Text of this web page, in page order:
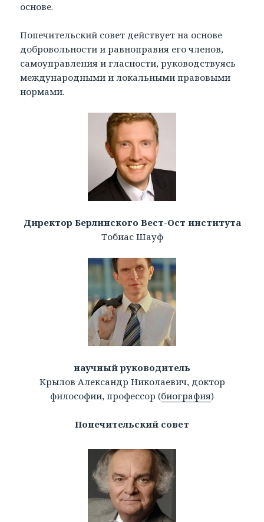
основе.
Попечительский совет действует на основе
добро­вольности и равноправия его членов,
самоуправления и гласности, руководствуясь
международными и локаль­ными правовыми
нормами.
Директор Берлинского Вест-Ост института
Тобиас Шауф
научный руководитель
Крылов Александр Николаевич, доктор
философии, профессор (биография)
Попечительский совет